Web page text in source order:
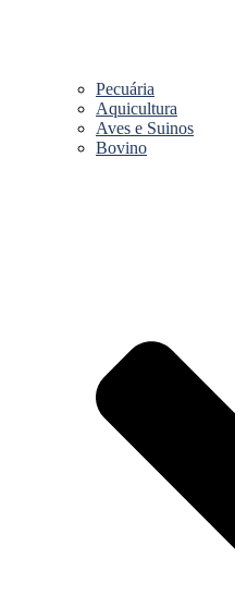
Pecuária
Aquicultura
Aves e Suinos
Bovino